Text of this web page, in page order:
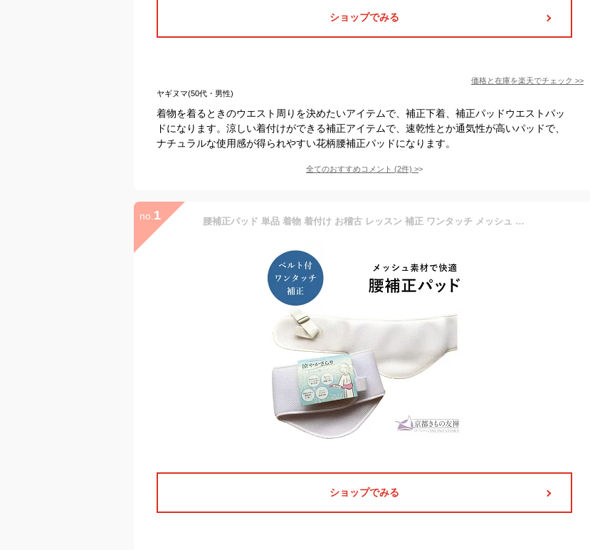
ショップでみる
価格と在庫を楽天でチェック >>
ヤギヌマ(50代・男性)
着物を着るときのウエスト周りを決めたいアイテムで、補正下着、補正パッドウエストパッ
ドになります。涼しい着付けができる補正アイテムで、速乾性とか通気性が高いパッドで、
ナチュラルな使用感が得られやすい花柄腰補正パッドになります。
全てのおすすめコメント (2件) >
no. 1 腰補正パッド 単品 着物 着付け お稽古 レッスン 補正 ワンタッチ メッシュ 腰 ウエスト ヒップ 通気性 吸汗性 小紋 紬 訪問着 礼装 黒留袖 色留袖 自装 他装 和装 普段着 浴衣 夏 和装小物 母の日
ショップでみる